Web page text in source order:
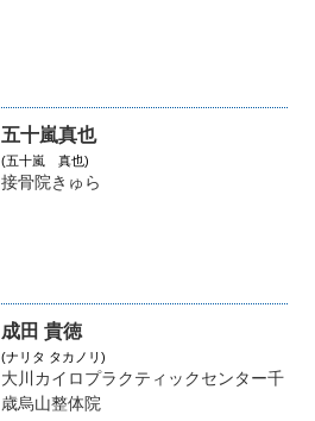
五十嵐真也
(五十嵐 真也)
接骨院きゅら
成田 貴徳
(ナリタ タカノリ)
大川カイロプラクティックセンター千
歳烏山整体院